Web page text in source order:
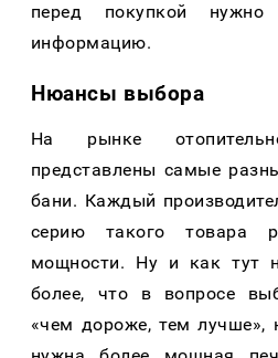
перед покупкой нужно
информацию.
Нюансы выбора
На рынке
представлены самые
бани. Каждый
серию такого товара
мощности. Ну и как тут
более, что в вопросе
«чем дороже, тем лучше»,